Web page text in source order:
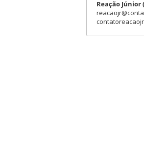
Reação